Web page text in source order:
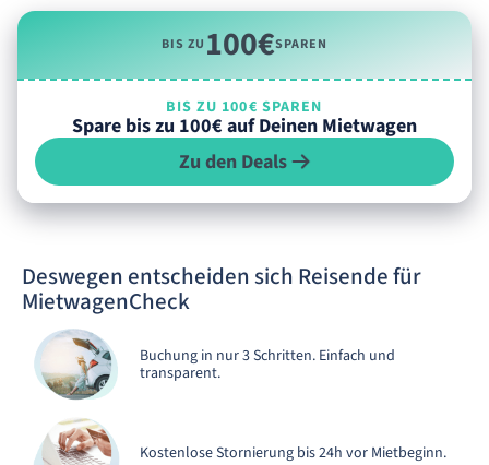
BIS ZU100€SPAREN
BIS ZU 100€ SPAREN
Spare bis zu 100€ auf Deinen Mietwagen
Zu den Deals
Deswegen entscheiden sich Reisende für
MietwagenCheck
Buchung in nur 3 Schritten. Einfach und
transparent.
Kostenlose Stornierung bis 24h vor Mietbeginn.